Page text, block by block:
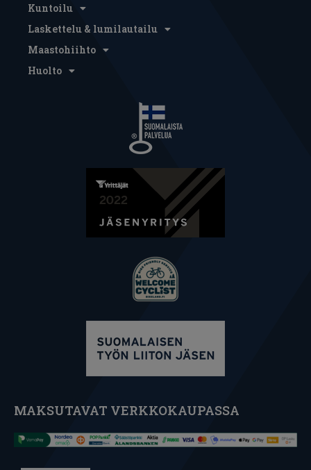
Kuntoilu
Laskettelu & lumilautailu
Maastohiihto
Huolto
MAKSUTAVAT VERKKOKAUPASSA